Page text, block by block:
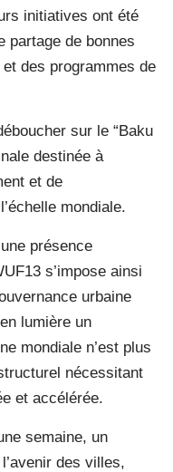
initiatives ont été
partage de bonnes
des programmes de
sur le “Baku
destinée à
et de
mondiale.
présence
s’impose ainsi
urbaine
lumière un
mondiale n’est plus
nécessitant
et accélérée.
semaine, un
des villes,